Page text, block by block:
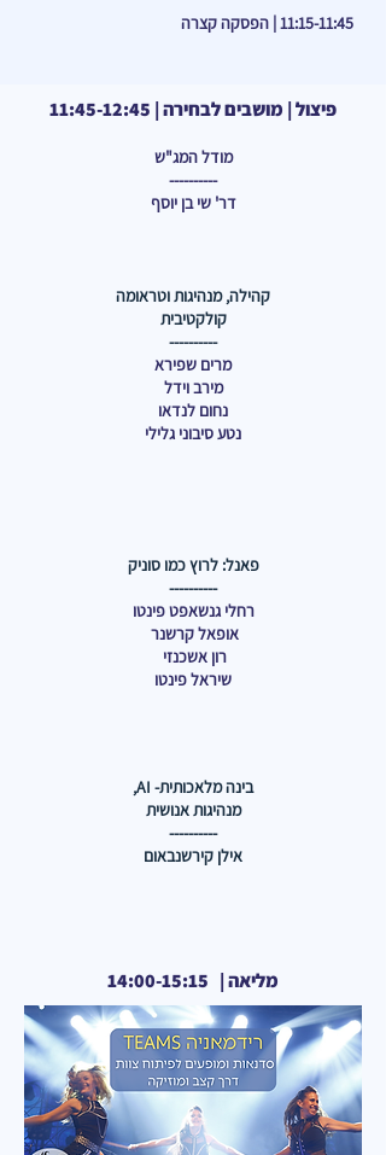
11:15-11:45 | הפסקה קצרה​
פיצול | מושבים לבחירה | 11:45-12:45
מודל המג"ש
----------
דר' שי בן יוסף
קהילה, מנהיגות וטראומה
קולקטיבית
----------
מרים שפירא
מירב וידל
נחום לנדאו
נטע סיבוני גלילי
פאנל: לרוץ כמו סוניק
----------
רחלי גנשאפט פינטו
אופאל קרשנר
רון אשכנזי
שיראל פינטו
בינה מלאכותית- AI,
מנהיגות אנושית
----------
אילן קירשנבאום
מליאה | 14:00-15:15